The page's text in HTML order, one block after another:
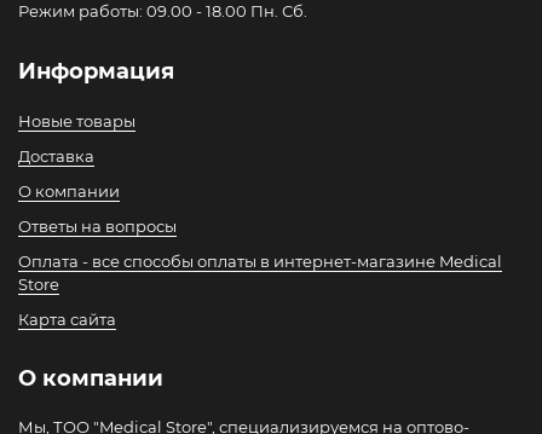
Режим работы: 09.00 - 18.00 Пн. Сб.
Информация
Новые товары
Доставка
О компании
Ответы на вопросы
Оплата - все способы оплаты в интернет-магазине Medical
Store
Карта сайта
О компании
Мы, ТОО "Medical Store", специализируемся на оптово-